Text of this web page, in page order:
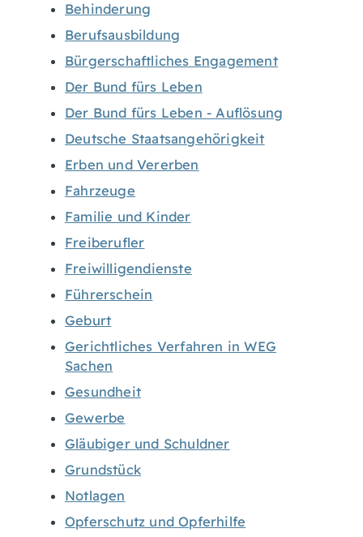
Behinderung
Berufsausbildung
Bürgerschaftliches Engagement
Der Bund fürs Leben
Der Bund fürs Leben - Auflösung
Deutsche Staatsangehörigkeit
Erben und Vererben
Fahrzeuge
Familie und Kinder
Freiberufler
Freiwilligendienste
Führerschein
Geburt
Gerichtliches Verfahren in WEG
Sachen
Gesundheit
Gewerbe
Gläubiger und Schuldner
Grundstück
Notlagen
Opferschutz und Opferhilfe